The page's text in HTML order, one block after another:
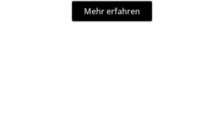
Mehr erfahren